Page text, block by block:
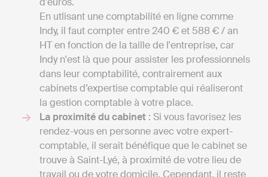
En utlisant une comptabilité en ligne comme
Indy, il faut compter entre 240 € et 588 € / an
HT en fonction de la taille de l'entreprise, car
Indy n'est là que pour assister les professionnels
dans leur comptabilité, contrairement aux
cabinets d’expertise comptable qui réaliseront
la gestion comptable à votre place.
La proximité du cabinet : Si vous favorisez les
rendez-vous en personne avec votre expert-
comptable, il serait bénéfique que le cabinet se
trouve à Saint-Lyé, à proximité de votre lieu de
travail ou de votre domicile. Cependant, il reste